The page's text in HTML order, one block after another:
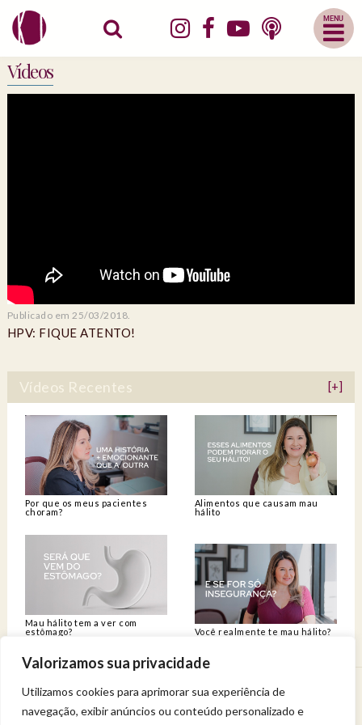
Valorizamos sua privacidade
Utilizamos cookies para aprimorar sua experiência de
navegação, exibir anúncios ou conteúdo personalizado e
Abrir
Menu
Mobile
Vídeos
Publicado em 25/03/2018.
HPV: FIQUE ATENTO!
Vídeos Recentes [+]
Por que os meus pacientes
choram?
Alimentos que causam mau
hálito
Mau hálito tem a ver com
estômago?
Você realmente te mau hálito?
Venha viver uma experiência de bem-estar.
Entregue a sua saúde a uma profissional qualificada.